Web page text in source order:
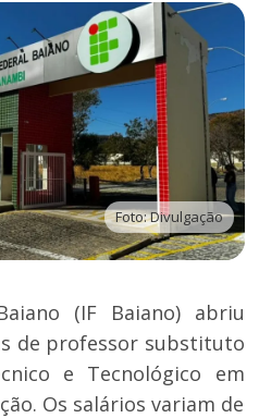
Foto: Divulgação
(IF Baiano) abriu
de professor substituto
e Tecnológico em
Os salários variam de